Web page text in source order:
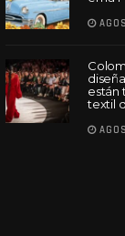
están
textil